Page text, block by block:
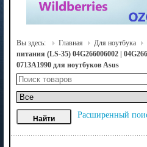
Вы здесь: Главная Для ноутбука
питания (LS-35) 04G266006002 |
0713A1990 для ноутбуков Asus
Расширенный